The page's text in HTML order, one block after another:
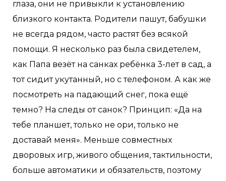
глаза, они не привыкли к установлению
близкого контакта. Родители пашут, бабушки
не всегда рядом, часто растят без всякой
помощи. Я несколько раз была свидетелем,
как Папа везёт на санках ребёнка 3-лет в сад, а
тот сидит укутанный, но с телефоном. А как же
посмотреть на падающий снег, пока ещё
темно? На следы от санок? Принцип: «Да на
тебе планшет, только не ори, только не
доставай меня». Меньше совместных
дворовых игр, живого общения, тактильности,
больше автоматики и обязательств, поэтому